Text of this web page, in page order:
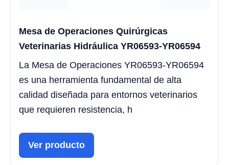
Mesa de Operaciones Quirúrgicas
Veterinarias Hidráulica YR06593-YR06594
La Mesa de Operaciones YR06593-YR06594
es una herramienta fundamental de alta
calidad diseñada para entornos veterinarios
que requieren resistencia, h
Ver producto